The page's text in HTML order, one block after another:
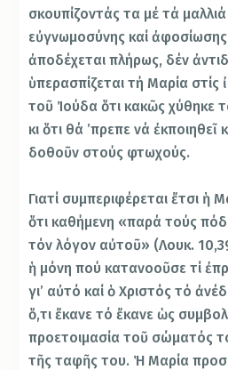
σκουπίζοντάς τα μέ τά μαλλιά
εὐγνωμοσύνης καί
ἀποδέχεται πλήρως, δέν
ὑπερασπίζεται τή Μαρία στίς
τοῦ Ἰούδα ὅτι κακῶς χύθηκε
κι ὅτι θά ’πρεπε νά
δοθοῦν στούς φτωχούς.
Γιατί συμπεριφέρεται ἔτσι ἡ
ὅτι καθήμενη «παρά τούς
τόν λόγον αὐτοῦ» (Λουκ.
ἡ μόνη πού κατανοοῦσε τί
γι’ αὐτό καί ὁ Χριστός τό
ὅ,τι ἔκανε τό ἔκανε ὡς
προετοιμασία τοῦ σώματός
τῆς ταφῆς του. Ἡ Μαρία